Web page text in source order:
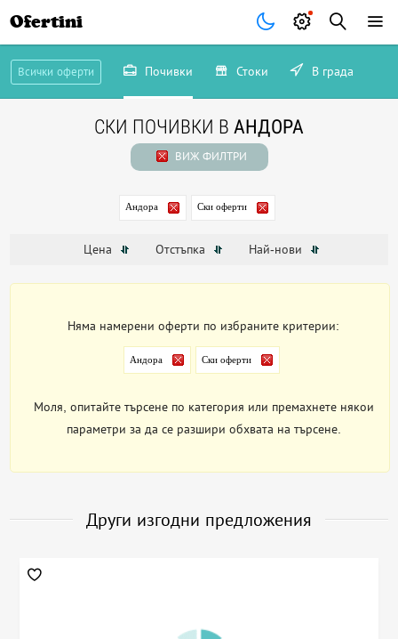
Ofertini
Всички оферти Почивки Стоки В града
СКИ ПОЧИВКИ В АНДОРА
ВИЖ ФИЛТРИ
Андора Ски оферти
Цена Отстъпка Най-нови
Няма намерени оферти по избраните критерии:
Андора Ски оферти
Моля, опитайте търсене по категория или премахнете някои
параметри за да се разшири обхвата на търсене.
Други изгодни предложения